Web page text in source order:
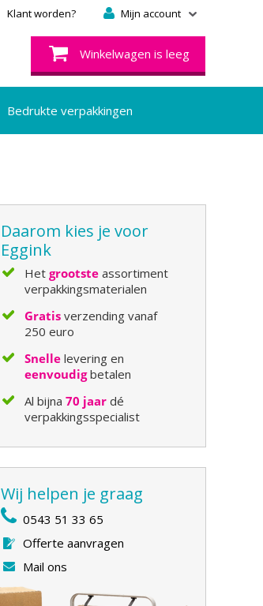
Mijn account
Klant worden?
Winkelwagen is leeg
Bedrukte verpakkingen
Daarom kies je voor
Eggink
Hetgrootste assortiment
verpakkingsmaterialen
Gratis verzending vanaf
250 euro
Snelle levering en
eenvoudigbetalen
Al bijna70 jaar dé
verpakkingsspecialist
Wij helpen je graag
0543 51 33 65
Offerte aanvragen
Mail ons